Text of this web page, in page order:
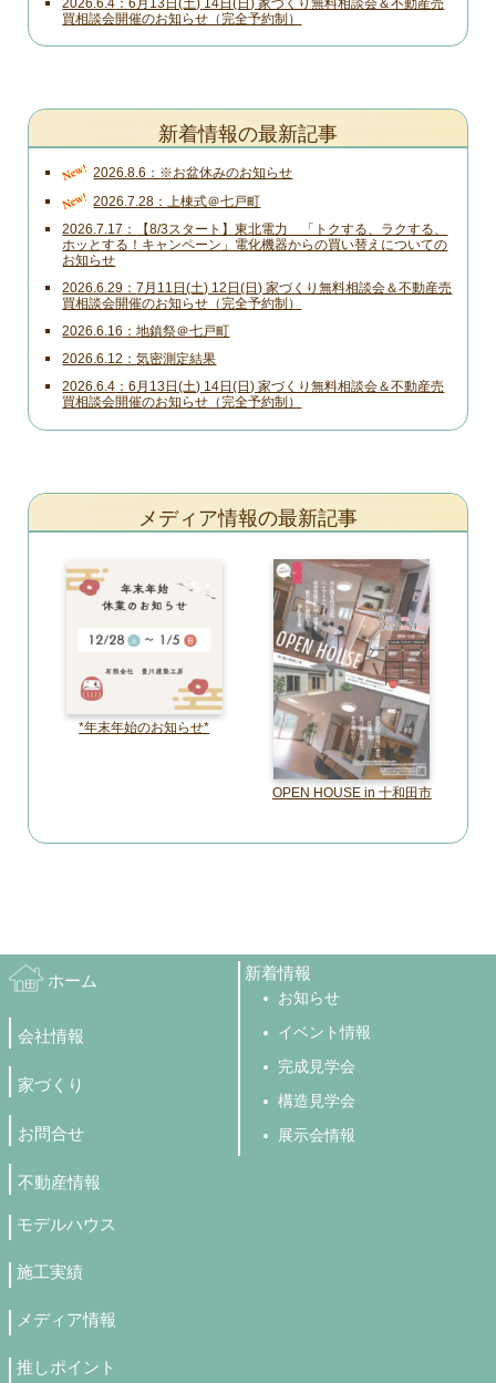
2026.6.4
6月13日(土) 14日(日) 家づくり無料相談会＆不動産売
買相談会開催のお知らせ（完全予約制）
新着情報の最新記事
New! 2026.8.6 ※お盆休みのお知らせ
New! 2026.7.28 上棟式＠七戸町
2026.7.17
【8/3スタート】東北電力 「トクする、ラクする、
ホッとする！キャンペーン」電化機器からの買い替えについての
お知らせ
2026.6.29
7月11日(土) 12日(日) 家づくり無料相談会＆不動産売
買相談会開催のお知らせ（完全予約制）
2026.6.16 地鎮祭＠七戸町
2026.6.12 気密測定結果
2026.6.4
6月13日(土) 14日(日) 家づくり無料相談会＆不動産売
買相談会開催のお知らせ（完全予約制）
メディア情報の最新記事
*年末年始のお知らせ*
OPEN HOUSE in 十和田市
ホーム
会社情報
家づくり
お問合せ
不動産情報
新着情報
お知らせ
イベント情報
完成見学会
構造見学会
展示会情報
モデルハウス
施工実績
メディア情報
推しポイント